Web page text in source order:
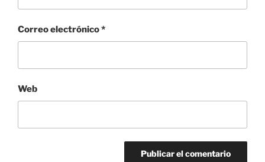
Correo electrónico*
Web